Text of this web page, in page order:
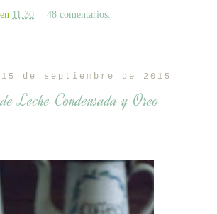
en 11:30 48 comentarios:
de septiembre de 2015
Leche Condensada y Oreo